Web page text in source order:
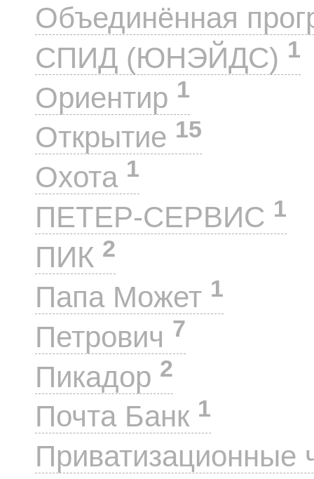
Объединённая
СПИД (ЮНЭЙДС) 1
Ориентир 1
Открытие 15
Охота 1
ПЕТЕР-СЕРВИС 1
ПИК 2
Папа Может 1
Петрович 7
Пикадор 2
Почта Банк 1
Приватизационные